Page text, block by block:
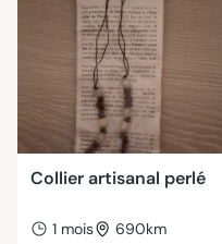
Collier artisanal perlé
1 mois 690km